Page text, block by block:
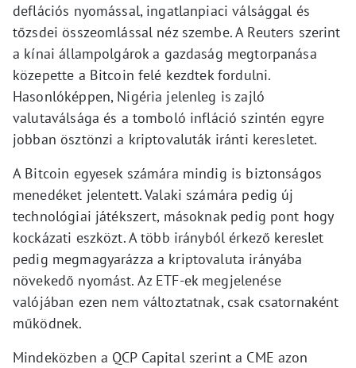
deflációs nyomással, ingatlanpiaci válsággal és
tőzsdei összeomlással néz szembe. A Reuters szerint
a kínai állampolgárok a gazdaság megtorpanása
közepette a Bitcoin felé kezdtek fordulni.
Hasonlóképpen, Nigéria jelenleg is zajló
valutaválsága és a tomboló infláció szintén egyre
jobban ösztönzi a kriptovaluták iránti keresletet.
A Bitcoin egyesek számára mindig is biztonságos
menedéket jelentett. Valaki számára pedig új
technológiai játékszert, másoknak pedig pont hogy
kockázati eszközt. A több irányból érkező kereslet
pedig megmagyarázza a kriptovaluta irányába
növekedő nyomást. Az ETF-ek megjelenése
valójában ezen nem változtatnak, csak csatornaként
működnek.
Mindeközben a QCP Capital szerint a CME azon